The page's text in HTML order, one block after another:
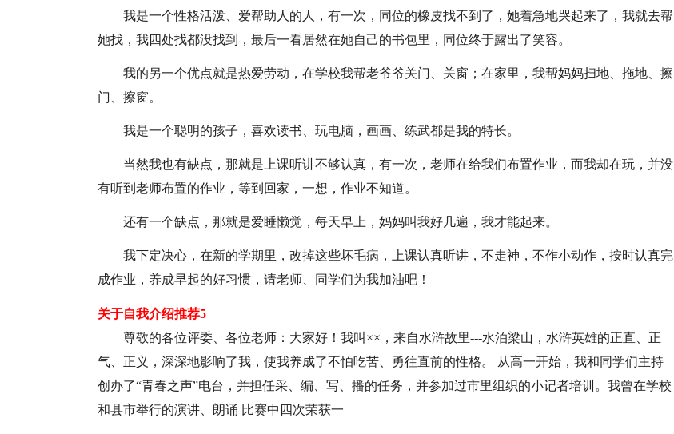
我是一个性格活泼、爱帮助人的人，有一次，同位的橡皮找不到了，她着急地哭起来了，我就去帮
她找，我四处找都没找到，最后一看居然在她自己的书包里，同位终于露出了笑容。
我的另一个优点就是热爱劳动，在学校我帮老爷爷关门、关窗；在家里，我帮妈妈扫地、拖地、擦
门、擦窗。
我是一个聪明的孩子，喜欢读书、玩电脑，画画、练武都是我的特长。
当然我也有缺点，那就是上课听讲不够认真，有一次，老师在给我们布置作业，而我却在玩，并没
有听到老师布置的作业，等到回家，一想，作业不知道。
还有一个缺点，那就是爱睡懒觉，每天早上，妈妈叫我好几遍，我才能起来。
我下定决心，在新的学期里，改掉这些坏毛病，上课认真听讲，不走神，不作小动作，按时认真完
成作业，养成早起的好习惯，请老师、同学们为我加油吧！
关于自我介绍推荐5
尊敬的各位评委、各位老师：大家好！我叫××，来自水浒故里---水泊梁山，水浒英雄的正直、正
气、正义，深深地影响了我，使我养成了不怕吃苦、勇往直前的性格。 从高一开始，我和同学们主持
创办了“青春之声”电台，并担任采、编、写、播的任务，并参加过市里组织的小记者培训。我曾在学校
和县市举行的演讲、朗诵 比赛中四次荣获一